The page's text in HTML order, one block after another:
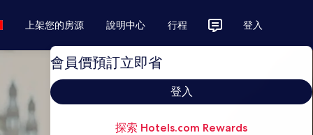
上架您的房源 說明中心 行程 登入
會員價預訂立即省
登入
探索 Hotels.com Rewards